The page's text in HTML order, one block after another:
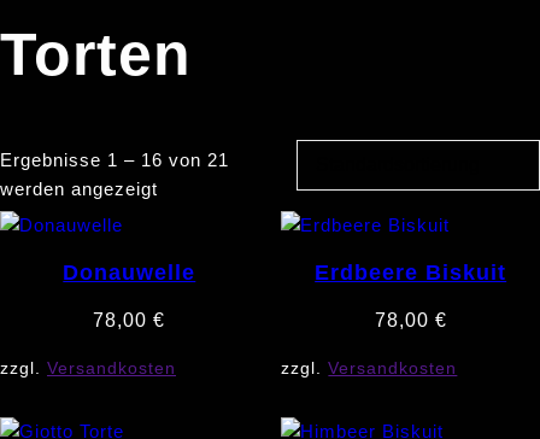
Torten
Ergebnisse 1 – 16 von 21
werden angezeigt
Donauwelle
78,00€
zzgl. Versandkosten
Erdbeere Biskuit
78,00 €
zzgl.Versandkosten